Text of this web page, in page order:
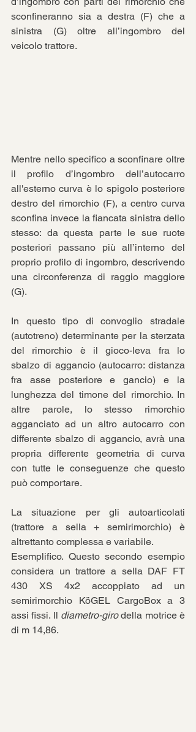
sconfineranno sia a destra (F) che a
sinistra (G) oltre all’ingombro del
veicolo trattore.
Mentre nello specifico a sconfinare oltre
il profilo d’ingombro dell’autocarro
all'esterno curva è lo spigolo posteriore
destro del rimorchio (F), a centro curva
sconfina invece la fiancata sinistra dello
stesso: da questa parte le sue ruote
posteriori passano più all’interno del
proprio profilo di ingombro, descrivendo
una circonferenza di raggio maggiore
(G).
In questo tipo di convoglio stradale
(autotreno) determinante per la sterzata
del rimorchio è il gioco-leva fra lo
sbalzo di aggancio (autocarro: distanza
fra asse posteriore e gancio) e la
lunghezza del timone del rimorchio. In
altre parole, lo stesso rimorchio
agganciato ad un altro autocarro con
differente sbalzo di aggancio, avrà una
propria differente geometria di curva
con tutte le conseguenze che questo
può comportare.
La situazione per gli autoarticolati
(trattore a sella + semirimorchio) è
altrettanto complessa e variabile.
Esemplifico. Questo secondo esempio
considera un trattore a sella DAF FT
430 XS 4x2 accoppiato ad un
semirimorchio KöGEL CargoBox a 3
assi fissi. Il diametro-giro della motrice è
di m 14,86.